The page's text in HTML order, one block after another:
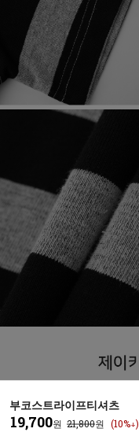
부코스트라이프티셔츠
19,700원 21,800원 (10%↓)